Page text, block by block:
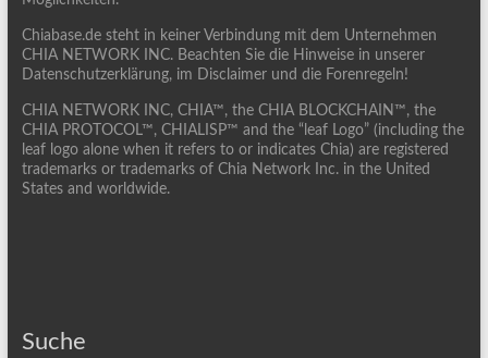
Chiabase.de steht in keiner Verbindung mit dem Unternehmen
CHIA NETWORK INC. Beachten Sie die Hinweise in unserer
Datenschutzerklärung, im Disclaimer und die Forenregeln!
CHIA NETWORK INC, CHIA™, the CHIA BLOCKCHAIN™, the
CHIA PROTOCOL™, CHIALISP™ and the “leaf Logo” (including the
leaf logo alone when it refers to or indicates Chia) are registered
trademarks or trademarks of Chia Network Inc. in the United
States and worldwide.
Suche